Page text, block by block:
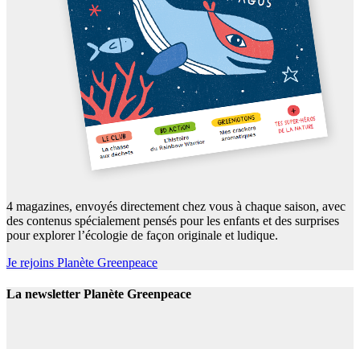
4 magazines, envoyés directement chez vous à chaque saison, avec
des contenus spécialement pensés pour les enfants et des surprises
pour explorer l’écologie de façon originale et ludique.
Je rejoins Planète Greenpeace
La newsletter Planète Greenpeace